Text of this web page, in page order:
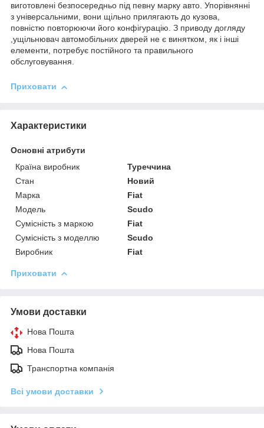
виготовлені безпосередньо під певну марку авто. Упорівнянні
з універсальними, вони щільно прилягають до кузова,
повністю повторюючи його конфігурацію. З приводу догляду
,ущільнювач автомобільних дверей не є винятком, як і інші
елементи, потребує постійного та правильного
обслуговування.
Приховати
Характеристики
Основні атрибути
Країна виробник
Туреччина
Стан
Новий
Марка
Fiat
Модель
Scudo
Сумісність з маркою
Fiat
Сумісність з моделлю
Scudo
Виробник
Fiat
Приховати
Умови доставки
Нова Пошта
Нова Пошта
Транспортна компанія
Всі умови доставки